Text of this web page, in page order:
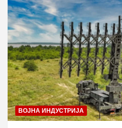
ВОЈНА ИНДУСТРИЈА